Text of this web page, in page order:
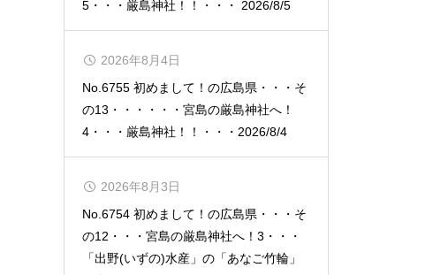
5・・・厳島神社！！・・・ 2026/8/5
No.6755 初めまして！の広島県・・・そ
の13・・・・・・宮島の厳島神社へ！
4・・・厳島神社！！・・・2026/8/4
2026年8月4日
No.6754 初めまして！の広島県・・・そ
の12・・・宮島の厳島神社へ！3・・・
「出野(いずの)水産」の「あなご竹輪」
2026年8月3日